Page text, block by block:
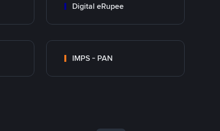
Digital eRupee
IMPS - PAN